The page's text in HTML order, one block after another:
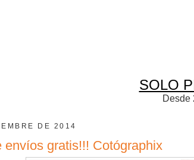
SOLO
Desde
DE 2014
envíos gratis!!! Cotógraphix